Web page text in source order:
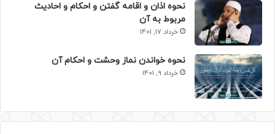
نحوه اذان و اقامه گفتن و احکام و احادیث
مربوط به آن
خرداد 17, 1401
نحوه خواندن نماز وحشت و احکام آن
خرداد 9, 1401